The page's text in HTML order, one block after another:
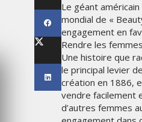
Le géant
mondial de «
engagement en
Rendre les
Une histoire que
le principal levier
création en 1886,
vendre facilement
d’autres femmes
2024